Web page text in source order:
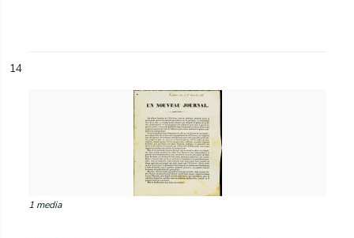
14
1 media